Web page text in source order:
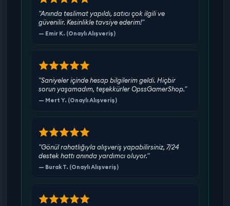
"Anında teslimat yapıldı, satıcı çok ilgili ve
güvenilir. Kesinlikle tavsiye ederim!"
— Emir K. (Onaylı Alışveriş)
"Saniyeler içinde hesap bilgilerim geldi. Hiçbir
sorun yaşamadım, teşekkürler OpssGamerShop."
— Mert Y. (Onaylı Alışveriş)
"Gönül rahatlığıyla alışveriş yapabilirsiniz, 7/24
destek hattı anında yardımcı oluyor."
— Burak T. (Onaylı Alışveriş)